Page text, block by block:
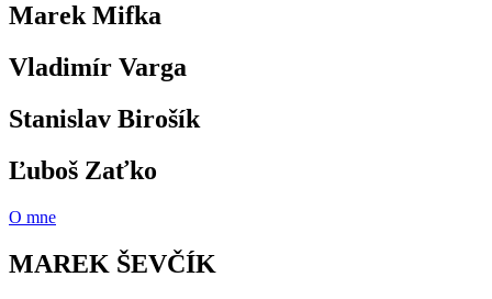
Marek Mifka
Vladimír Varga
Stanislav Birošík
Ľuboš Zaťko
O mne
MAREK ŠEVČÍK